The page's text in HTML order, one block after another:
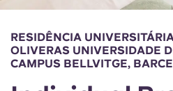
Chinese
Selecione uma cidade
Selecione uma residência
RESIDÊNCIA
OLIVERAS UNIVERSIDADE
CAMPUS BELLVITGE,